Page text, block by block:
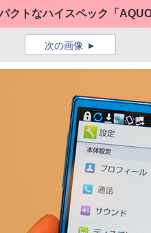
クトなハイスペック「
次の画像